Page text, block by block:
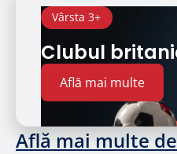
Vârsta 3+
Clubul
Află mai multe
Află mai multe